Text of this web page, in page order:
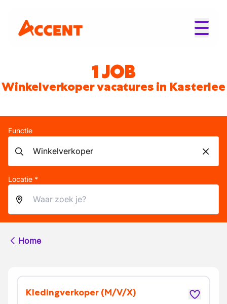
1 JOB
Winkelverkoper vacatures in Kasterlee
Functie
Locatie *
Home
Kledingverkoper (M/V/X)